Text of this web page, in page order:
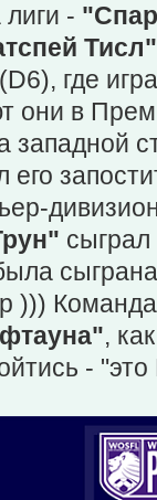
лиги -
Тисл"
где
они в
западной
его
)))
,
-